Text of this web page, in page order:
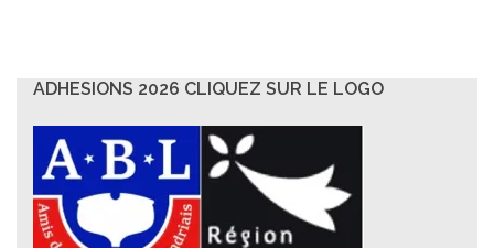
ADHESIONS 2026 CLIQUEZ SUR LE LOGO